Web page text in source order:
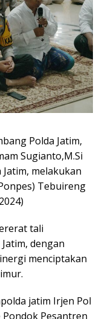
Polda Jatim,
Sugianto,M.Si
melakukan
Tebuireng
tali
dengan
menciptakan
jatim Irjen Pol
Pesantren